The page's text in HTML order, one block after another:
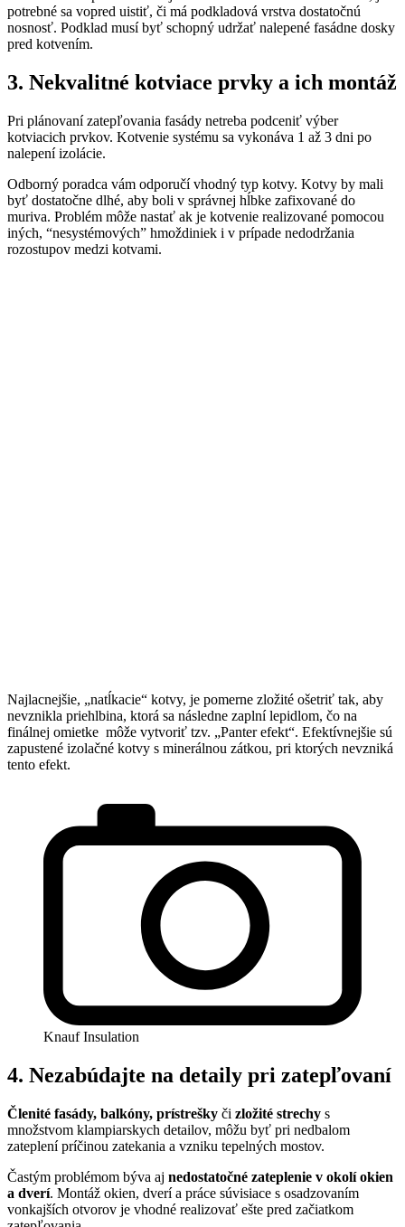
potrebné sa vopred uistiť, či má podkladová vrstva dostatočnú
nosnosť. Podklad musí byť schopný udržať nalepené fasádne dosky
pred kotvením.
3. Nekvalitné kotviace prvky a ich montáž
Pri plánovaní zatepľovania fasády netreba podceniť výber
kotviacich prvkov. Kotvenie systému sa vykonáva 1 až 3 dni po
nalepení izolácie.
Odborný poradca vám odporučí vhodný typ kotvy. Kotvy by mali
byť dostatočne dlhé, aby boli v správnej hĺbke zafixované do
muriva. Problém môže nastať ak je kotvenie realizované pomocou
iných, “nesystémových” hmoždiniek i v prípade nedodržania
rozostupov medzi kotvami.
Najlacnejšie, „natĺkacie“ kotvy, je pomerne zložité ošetriť tak, aby
nevznikla priehlbina, ktorá sa následne zaplní lepidlom, čo na
finálnej omietke môže vytvoriť tzv. „Panter efekt“. Efektívnejšie sú
zapustené izolačné kotvy s minerálnou zátkou, pri ktorých nevzniká
tento efekt.
Knauf Insulation
4. Nezabúdajte na detaily pri zatepľovaní
Členité fasády, balkóny, prístrešky či zložité strechy s
množstvom klampiarskych detailov, môžu byť pri nedbalom
zateplení príčinou zatekania a vzniku tepelných mostov.
Častým problémom býva aj nedostatočné zateplenie v okolí okien
a dverí. Montáž okien, dverí a práce súvisiace s osadzovaním
vonkajších otvorov je vhodné realizovať ešte pred začiatkom